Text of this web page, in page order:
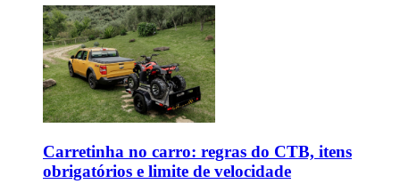
Carretinha no carro: regras do CTB, itens
obrigatórios e limite de velocidade